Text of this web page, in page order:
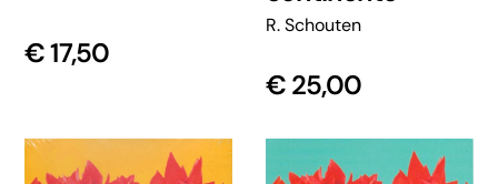
€17,50
R. Schouten
€25,00